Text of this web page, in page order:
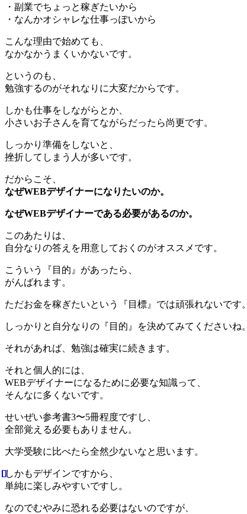
・副業でちょっと稼ぎたいから
・なんかオシャレな仕事っぽいから
こんな理由で始めても、
なかなかうまくいかないです。
というのも、
勉強するのがそれなりに大変だからです。
しかも仕事をしながらとか、
小さいお子さんを育てながらだったら尚更です。
しっかり準備をしないと、
挫折してしまう人が多いです。
だからこそ、
なぜWEBデザイナーになりたいのか。
なぜWEBデザイナーである必要があるのか。
このあたりは、
自分なりの答えを用意しておくのがオススメです。
こういう『目的』があったら、
がんばれます。
ただお金を稼ぎたいという『目標』では頑張れないです。
しっかりと自分なりの『目的』を決めてみてくださいね。
それがあれば、勉強は確実に続きます。
それと個人的には、
WEBデザイナーになるために必要な知識って、
そんなに多くないです。
せいぜい参考書3〜5冊程度ですし、
全部覚える必要もありません。
大学受験に比べたら全然少ないなと思います。
しかもデザインですから、
単純に楽しみやすいですし。
なのでむやみに恐れる必要はないのですが、